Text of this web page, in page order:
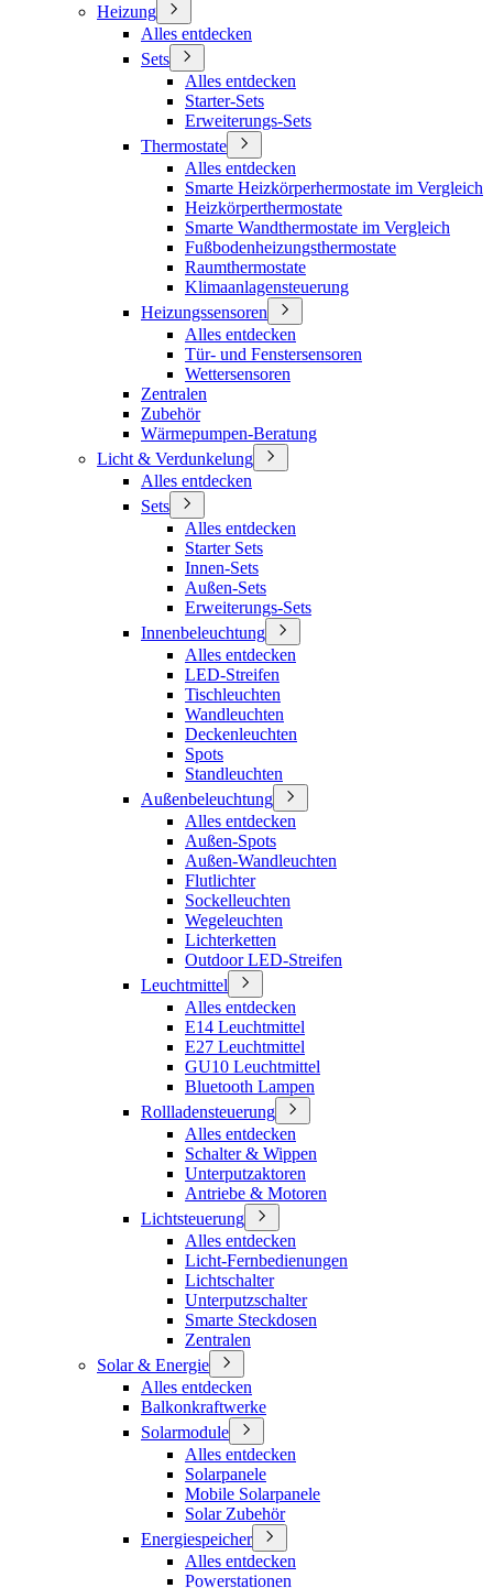
Heizung
Alles entdecken
Sets
Alles entdecken
Starter-Sets
Erweiterungs-Sets
Thermostate
Alles entdecken
Smarte Heizkörperhermostate im Vergleich
Heizkörperthermostate
Smarte Wandthermostate im Vergleich
Fußbodenheizungsthermostate
Raumthermostate
Klimaanlagensteuerung
Heizungssensoren
Alles entdecken
Tür- und Fenstersensoren
Wettersensoren
Zentralen
Zubehör
Wärmepumpen-Beratung
Licht & Verdunkelung
Alles entdecken
Sets
Alles entdecken
Starter Sets
Innen-Sets
Außen-Sets
Erweiterungs-Sets
Innenbeleuchtung
Alles entdecken
LED-Streifen
Tischleuchten
Wandleuchten
Deckenleuchten
Spots
Standleuchten
Außenbeleuchtung
Alles entdecken
Außen-Spots
Außen-Wandleuchten
Flutlichter
Sockelleuchten
Wegeleuchten
Lichterketten
Outdoor LED-Streifen
Leuchtmittel
Alles entdecken
E14 Leuchtmittel
E27 Leuchtmittel
GU10 Leuchtmittel
Bluetooth Lampen
Rollladensteuerung
Alles entdecken
Schalter & Wippen
Unterputzaktoren
Antriebe & Motoren
Lichtsteuerung
Alles entdecken
Licht-Fernbedienungen
Lichtschalter
Unterputzschalter
Smarte Steckdosen
Zentralen
Solar & Energie
Alles entdecken
Balkonkraftwerke
Solarmodule
Alles entdecken
Solarpanele
Mobile Solarpanele
Solar Zubehör
Energiespeicher
Alles entdecken
Powerstationen